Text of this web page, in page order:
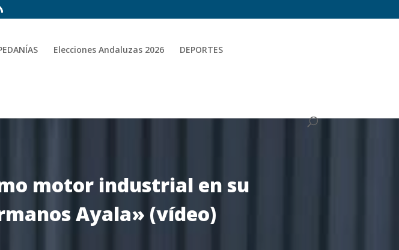
Elecciones Andaluzas 2026 DEPORTES
motor industrial en su
Ayala» (vídeo)